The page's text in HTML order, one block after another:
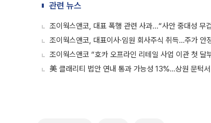
관련 뉴스
조이웍스앤코, 대표 폭행 관련 사과...“사안 중대성 무
조이웍스앤코, 대표이사·임원 회사주식 취득…주가 안
조이웍스앤코 “호카 오프라인 리테일 사업 이관 첫 달
美 클래리티 법안 연내 통과 가능성 13%…상원 문턱